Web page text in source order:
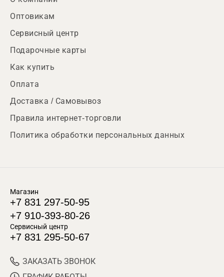
Оптовикам
Сервисный центр
Подарочные карты
Как купить
Оплата
Доставка / Самовывоз
Правила интернет-торговли
Политика обработки персональных данных
Магазин
+7 831 297-50-95
+7 910-393-80-26
Сервисный центр
+7 831 295-50-67
ЗАКАЗАТЬ ЗВОНОК